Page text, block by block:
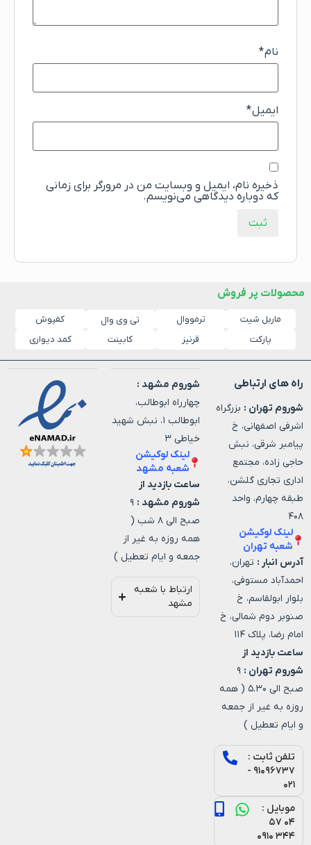
نام*
ایمیل*
ذخیره نام، ایمیل و وبسایت من در مرورگر برای زمانی
که دوباره دیدگاهی می‌نویسم.
محصولات پر فروش
ماربل شیت ترمووال تی وی وال
کفپوش
پارکت
قرنیز کابینت کمد دیواری
راه های ارتباطی
شوروم تهران : بزرگراه
اشرفی اصفهانی، خ
پیامبر شرقی، نبش
حاجی زاده، مجتمع
اداری تجاری گلشن،
طبقه چهارم، واحد
۴۰۸
لینک لوکیشن
شعبه تهران
آدرس انبار : تهران،
احمدآباد مستوفی،
بلوار ابولقاسم، خ
صنوبر دوم شمالی، خ
امام رضا، پلاک ۱۱۴
ساعت بازدید از
شوروم تهران : ۹
صبح الی ۵.۳۰ ( همه
روزه به غیر از جمعه
و ایام تعطیل )
تلفن ثابت :
۹۱۰۹۶۷۳۷ -
۰۲۱
موبایل :
۰۴ ۵۷
۳۴۴ ۰۹۱۰
شوروم مشهد :
چهارراه ابوطالب،
ابوطالب ۱، نبش شهید
خیاطی ۳
لینک لوکیشن
شعبه مشهد
ساعت بازدید از
شوروم مشهد : ۹
صبح الی ۸ شب (
همه روزه به غیر از
جمعه و ایام تعطیل )
ارتباط با شعبه
مشهد